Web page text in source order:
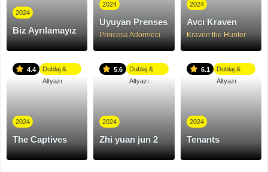
2024
Biz Ayrılamayız
2024
Uyuyan Prenses
Princesa Adormecida
2024
Avcı Kraven
Kraven the Hunter
4.4
Dublaj &
Altyazı
2024
The Captives
5.6
Dublaj &
Altyazı
2024
Zhi yuan jun 2
6.1
Dublaj &
Altyazı
2024
Tenants